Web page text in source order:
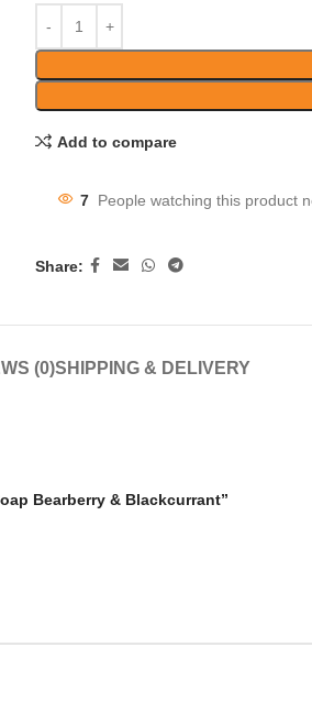
Add to compare
7 People watching this product
Share:
(0)SHIPPING & DELIVERY
Soap Bearberry & Blackcurrant”